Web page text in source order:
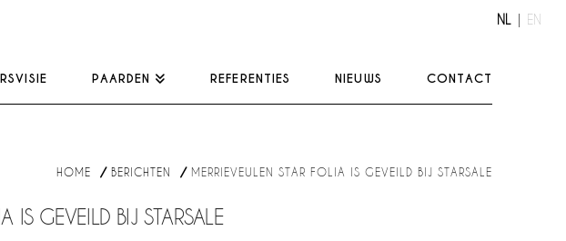
NL EN
PAARDEN REFERENTIES NIEUWS CONTACT
HOMEBERICHTEN MERRIEVEULEN STAR FOLIA IS GEVEILD BIJ STARSALE
IS GEVEILD BIJ STARSALE